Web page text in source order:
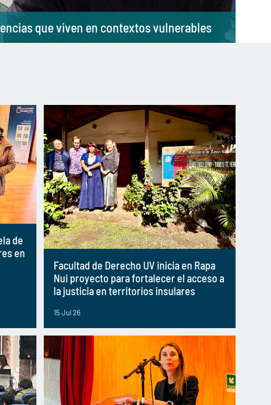
que viven en contextos vulnerables
de
en
Facultad de Derecho UV inicia en Rapa
Nui proyecto para fortalecer el acceso a
la justicia en territorios insulares
15 Jul 26